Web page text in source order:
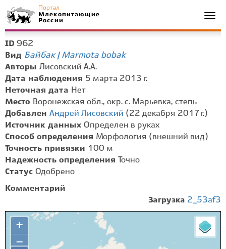
Портал
Млекопитающие
России
ID 962
Вид Байбак | Marmota bobak
Авторы Лисовский А.А.
Дата наблюдения 5 марта 2013 г.
Неточная дата Нет
Место Воронежская обл., окр. с. Марьевка, степь
Добавлен Андрей Лисовский (22 декабря 2017 г.)
Источник данных Определен в руках
Способ определения Морфология (внешний вид)
Точность привязки 100 м
Надежность определения
Точно
Статус Одобрено
Комментарий
Загрузка 2_53af3
+
−